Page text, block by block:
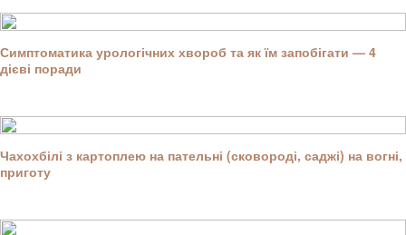
Симптоматика урологічних хвороб та як їм запобігати — 4
дієві поради
Чахохбілі з картоплею на пательні (сковороді, саджі) на вогні,
приготу